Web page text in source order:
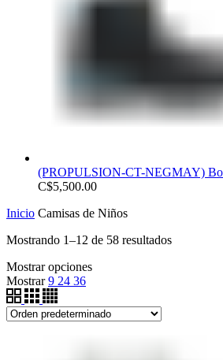
(PROPULSION-CT-NEGMAY)
C$5,500.00
Inicio Camisas de Niños
Mostrando 1–12 de 58 resultados
Mostrar opciones
Mostrar 9 24 36